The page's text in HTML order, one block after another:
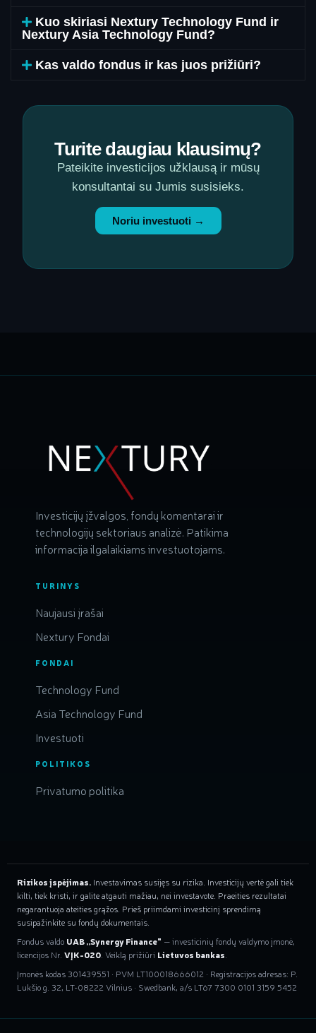
Kuo skiriasi Nextury Technology Fund ir
Nextury Asia Technology Fund?
Kas valdo fondus ir kas juos prižiūri?
Turite daugiau klausimų?
Pateikite investicijos užklausą ir mūsų
konsultantai su Jumis susisieks.
Noriu investuoti →
Investicijų įžvalgos, fondų komentarai ir
technologijų sektoriaus analizė. Patikima
informacija ilgalaikiams investuotojams.
TURINYS
Naujausi įrašai
Nextury Fondai
FONDAI
Technology Fund
Asia Technology Fund
Investuoti
POLITIKOS
Privatumo politika
Rizikos įspėjimas. Investavimas susijęs su rizika. Investicijų vertė gali tiek
kilti, tiek kristi, ir galite atgauti mažiau, nei investavote. Praeities rezultatai
negarantuoja ateities grąžos. Prieš priimdami investicinį sprendimą
susipažinkite su fondų dokumentais.
Fondus valdo UAB „Synergy Finance" — investicinių fondų valdymo įmonė,
licencijos Nr. VĮK-020. Veiklą prižiūri Lietuvos bankas.
Įmonės kodas 301439551 · PVM LT100018666012 · Registracijos adresas: P.
Lukšio g. 32, LT-08222 Vilnius · Swedbank, a/s LT67 7300 0101 3159 5452